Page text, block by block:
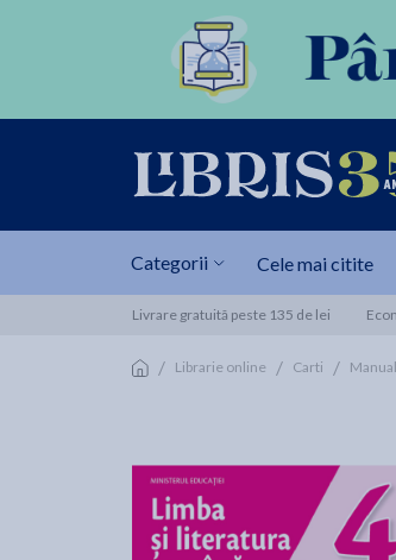
Categorii Cele mai citite
Livrare gratuită peste 135 de lei
/ Librarie online / Carti /